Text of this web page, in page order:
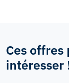
Ces
intéresser